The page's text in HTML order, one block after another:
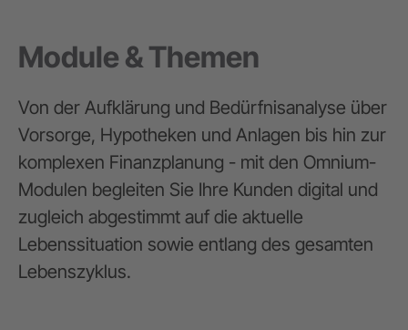
Module & Themen
Von der Aufklärung und Bedürfnisanalyse über
Vorsorge, Hypotheken und Anlagen bis hin zur
komplexen Finanzplanung - mit den Omnium-
Modulen begleiten Sie Ihre Kunden digital und
zugleich abgestimmt auf die aktuelle
Lebenssituation sowie entlang des gesamten
Lebenszyklus.